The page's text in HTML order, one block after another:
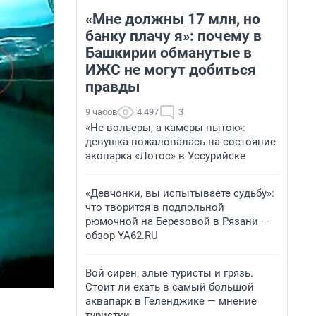
«Мне должны 17 млн, но
банку плачу я»: почему в
Башкирии обманутые в
ИЖС не могут добиться
правды
9 часов 4 497 3
«Не вольеры, а камеры пыток»:
девушка пожаловалась на состояние
экопарка «Лотос» в Уссурийске
«Девчонки, вы испытываете судьбу»:
что творится в подпольной
рюмочной на Березовой в Рязани —
обзор YA62.RU
Вой сирен, злые туристы и грязь.
Стоит ли ехать в самый большой
аквапарк в Геленджике — мнение